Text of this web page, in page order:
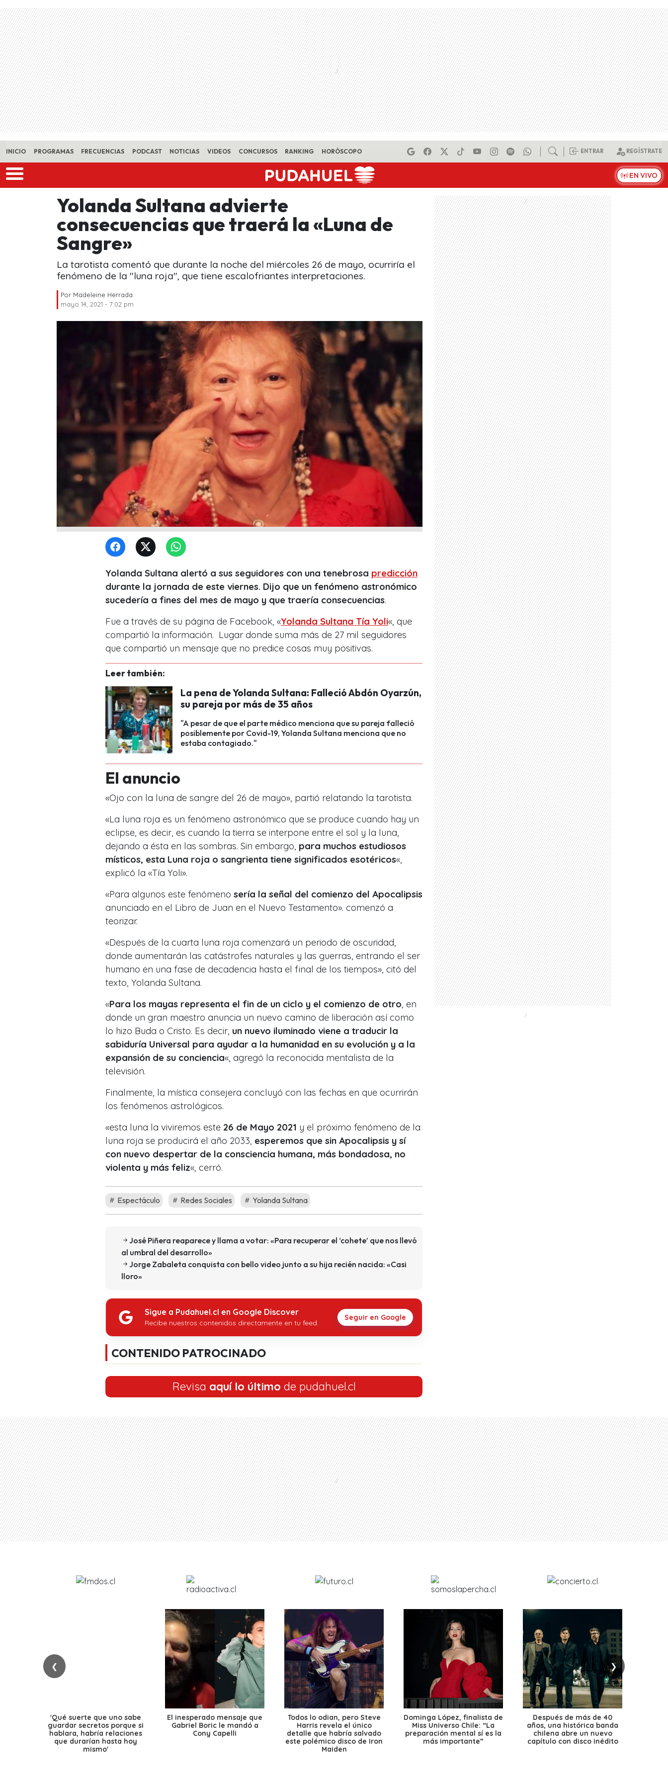
Skip to main content
INICIO PROGRAMAS FRECUENCIAS PODCAST NOTICIAS VIDEOS CONCURSOS RANKING HORÓSCOPO ENTRAR REGÍSTRATE
EN VIVO
Yolanda Sultana advierte
consecuencias que traerá la «Luna de
Sangre»
La tarotista comentó que durante la noche del miércoles 26 de mayo, ocurriría el
fenómeno de la "luna roja", que tiene escalofriantes interpretaciones.
Por Madeleine Herrada
mayo 14, 2021 - 7:02 pm
Yolanda Sultana alertó a sus seguidores con una tenebrosa predicción
durante la jornada de este viernes. Dijo que un fenómeno astronómico
sucedería a fines del mes de mayo y que traería consecuencias.
Fue a través de su página de Facebook, «Yolanda Sultana Tía Yoli«, que
compartió la información. Lugar donde suma más de 27 mil seguidores
que compartió un mensaje que no predice cosas muy positivas.
Leer también:
La pena de Yolanda Sultana: Falleció Abdón Oyarzún,
su pareja por más de 35 años
"A pesar de que el parte médico menciona que su pareja falleció
posiblemente por Covid-19, Yolanda Sultana menciona que no
estaba contagiado."
El anuncio
«Ojo con la luna de sangre del 26 de mayo», partió relatando la tarotista.
«La luna roja es un fenómeno astronómico que se produce cuando hay un
eclipse, es decir, es cuando la tierra se interpone entre el sol y la luna,
dejando a ésta en las sombras. Sin embargo, para muchos estudiosos
místicos, esta Luna roja o sangrienta tiene significados esotéricos«,
explicó la «Tía Yoli».
«Para algunos este fenómeno sería la señal del comienzo del Apocalipsis
anunciado en el Libro de Juan en el Nuevo Testamento». comenzó a
teorizar.
«Después de la cuarta luna roja comenzará un periodo de oscuridad,
donde aumentarán las catástrofes naturales y las guerras, entrando el ser
humano en una fase de decadencia hasta el final de los tiempos», citó del
texto, Yolanda Sultana.
«Para los mayas representa el fin de un ciclo y el comienzo de otro , en
donde un gran maestro anuncia un nuevo camino de liberación así como
lo hizo Buda o Cristo. Es decir, un nuevo iluminado viene a traducir la
sabiduría Universal para ayudar a la humanidad en su evolución y a la
expansión de su conciencia«, agregó la reconocida mentalista de la
televisión.
Finalmente, la mística consejera concluyó con las fechas en que ocurrirán
los fenómenos astrológicos.
«esta luna la viviremos este 26 de Mayo 2021 y el próximo fenómeno de la
luna roja se producirá el año 2033, esperemos que sin Apocalipsis y sí
con nuevo despertar de la consciencia humana, más bondadosa, no
violenta y más feliz«, cerró.
Espectáculo Redes Sociales Yolanda Sultana
José Piñera reaparece y llama a votar: «Para recuperar el ‘cohete’ que nos llevó
al umbral del desarrollo»
Jorge Zabaleta conquista con bello video junto a su hija recién nacida: «Casi
lloro»
Sigue a Pudahuel.cl en Google Discover
Recibe nuestros contenidos directamente en tu feed.
Seguir en Google
CONTENIDO PATROCINADO
Revisa aquí lo último de pudahuel.cl
❮ ❯
'Qué suerte que uno sabe
guardar secretos porque si
hablara, habría relaciones
que durarían hasta hoy
mismo'
El inesperado mensaje que
Gabriel Boric le mandó a
Cony Capelli
Todos lo odian, pero Steve
Harris revela el único
detalle que habría salvado
este polémico disco de Iron
Maiden
Dominga López, finalista de
Miss Universo Chile: “La
preparación mental sí es la
más importante”
Después de más de 40
años, una histórica banda
chilena abre un nuevo
capítulo con disco inédito